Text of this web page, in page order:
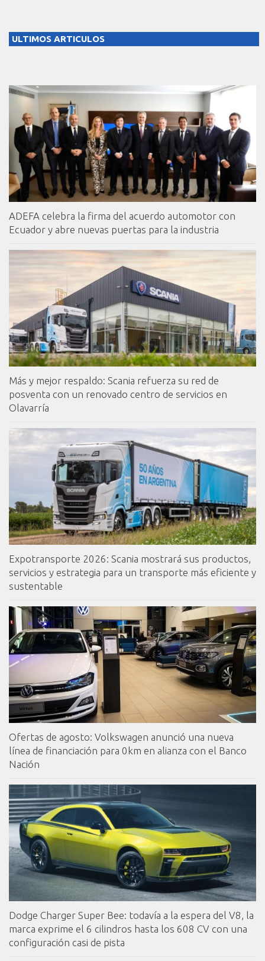
ULTIMOS ARTICULOS
ADEFA celebra la firma del acuerdo automotor con
Ecuador y abre nuevas puertas para la industria
Más y mejor respaldo: Scania refuerza su red de
posventa con un renovado centro de servicios en
Olavarría
Expotransporte 2026: Scania mostrará sus productos,
servicios y estrategia para un transporte más eficiente y
sustentable
Ofertas de agosto: Volkswagen anunció una nueva
línea de financiación para 0km en alianza con el Banco
Nación
Dodge Charger Super Bee: todavía a la espera del V8, la
marca exprime el 6 cilindros hasta los 608 CV con una
configuración casi de pista